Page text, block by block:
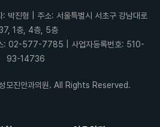
박진형 | 주소: 서울특별시 서초구 강남대로
1층, 4층, 5층
02-577-7785 | 사업자등록번호: 510-
93-14736
진안과의원. All Rights Reserved.